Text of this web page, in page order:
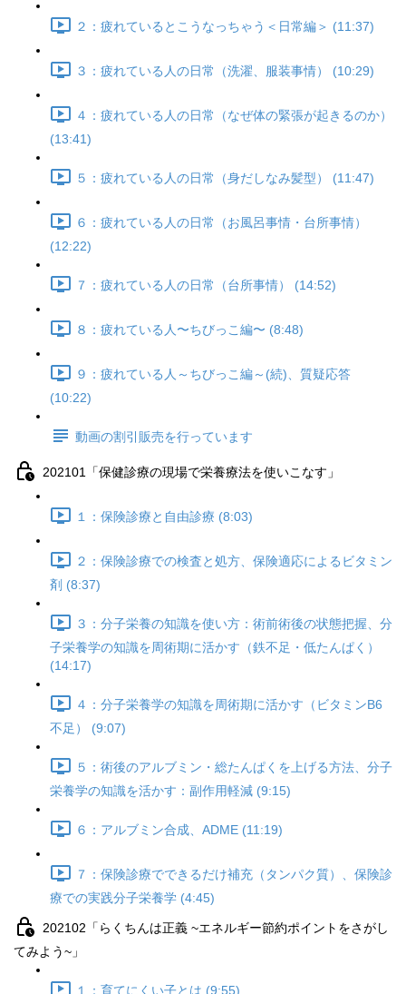
２：疲れているとこうなっちゃう＜日常編＞ (11:37)
３：疲れている人の日常（洗濯、服装事情） (10:29)
４：疲れている人の日常（なぜ体の緊張が起きるのか）
(13:41)
５：疲れている人の日常（身だしなみ髪型） (11:47)
６：疲れている人の日常（お風呂事情・台所事情）
(12:22)
７：疲れている人の日常（台所事情） (14:52)
８：疲れている人〜ちびっこ編〜 (8:48)
９：疲れている人～ちびっこ編～(続)、質疑応答
(10:22)
動画の割引販売を行っています
202101「保健診療の現場で栄養療法を使いこなす」
１：保険診療と自由診療 (8:03)
２：保険診療での検査と処方、保険適応によるビタミン
剤 (8:37)
３：分子栄養の知識を使い方：術前術後の状態把握、分
子栄養学の知識を周術期に活かす（鉄不足・低たんぱく）
(14:17)
４：分子栄養学の知識を周術期に活かす（ビタミンB6
不足） (9:07)
５：術後のアルブミン・総たんぱくを上げる方法、分子
栄養学の知識を活かす：副作用軽減 (9:15)
６：アルブミン合成、ADME (11:19)
７：保険診療でできるだけ補充（タンパク質）、保険診
療での実践分子栄養学 (4:45)
202102「らくちんは正義 ~エネルギー節約ポイントをさがし
てみよう~」
１：育てにくい子とは (9:55)